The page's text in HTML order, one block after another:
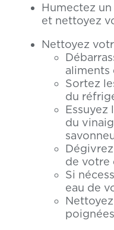
Humectez
et nettoyez
Nettoyez
aliments
Sortez
du
Essuyez
du
de votre
Si
eau de